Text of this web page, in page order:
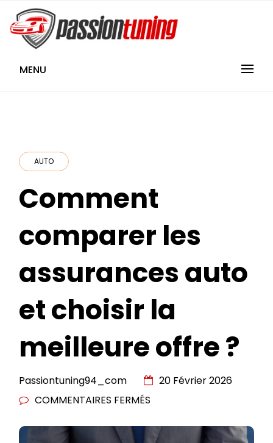
content
PassionTuning
MENU
AUTO
Comment
comparer les
assurances auto
et choisir la
meilleure offre ?
Passiontuning94_com
20 Février 2026
COMMENTAIRES FERMÉS
COMPARER